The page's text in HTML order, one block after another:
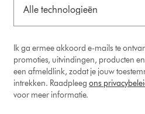
Ik ga ermee akkoord e-mails te
promoties, uitvindingen, producten
een afmeldlink, zodat je jouw
intrekken. Raadpleegons
voor meer informatie.